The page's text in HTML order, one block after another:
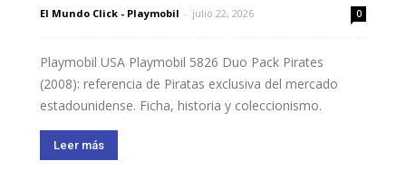
El Mundo Click - Playmobil - julio 22, 2026 0
Playmobil USA Playmobil 5826 Duo Pack Pirates
(2008): referencia de Piratas exclusiva del mercado
estadounidense. Ficha, historia y coleccionismo.
Leer más